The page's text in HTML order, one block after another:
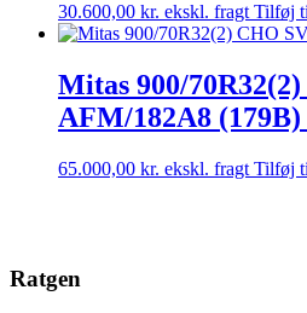
30.600,00 kr. ekskl. fragt Tilføj
Mitas 900/
AFM/182A8
65.000,00 kr. ekskl. fragt Tilføj
Ratgen